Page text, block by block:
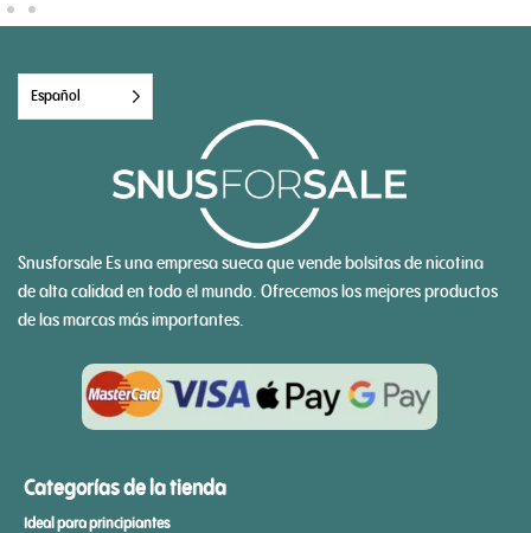
Español
Snusforsale Es una empresa sueca que vende bolsitas de nicotina
de alta calidad en todo el mundo. Ofrecemos los mejores productos
de las marcas más importantes.
Categorías de la tienda
Ideal para principiantes